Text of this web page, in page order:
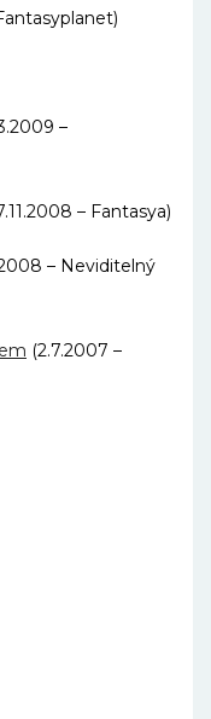
–
– Fantasya)
– Neviditelný
(2.7.2007 –